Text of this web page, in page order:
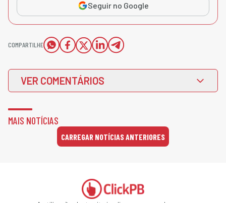
Seguir no Google
COMPARTILHE
VER COMENTÁRIOS
MAIS NOTÍCIAS
CARREGAR NOTÍCIAS ANTERIORES